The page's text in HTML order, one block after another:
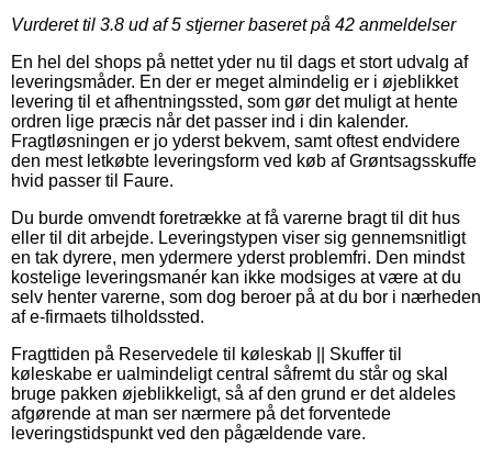
Vurderet til 3.8 ud af 5 stjerner baseret på 42 anmeldelser
En hel del shops på nettet yder nu til dags et stort udvalg af
leveringsmåder. En der er meget almindelig er i øjeblikket
levering til et afhentningssted, som gør det muligt at hente
ordren lige præcis når det passer ind i din kalender.
Fragtløsningen er jo yderst bekvem, samt oftest endvidere
den mest letkøbte leveringsform ved køb af Grøntsagsskuffe
hvid passer til Faure.
Du burde omvendt foretrække at få varerne bragt til dit hus
eller til dit arbejde. Leveringstypen viser sig gennemsnitligt
en tak dyrere, men ydermere yderst problemfri. Den mindst
kostelige leveringsmanér kan ikke modsiges at være at du
selv henter varerne, som dog beroer på at du bor i nærheden
af e-firmaets tilholdssted.
Fragttiden på Reservedele til køleskab || Skuffer til
køleskabe er ualmindeligt central såfremt du står og skal
bruge pakken øjeblikkeligt, så af den grund er det aldeles
afgørende at man ser nærmere på det forventede
leveringstidspunkt ved den pågældende vare.